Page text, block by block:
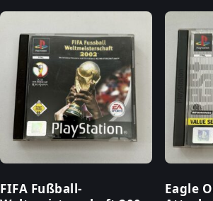
FIFA Fußball-
Eagle